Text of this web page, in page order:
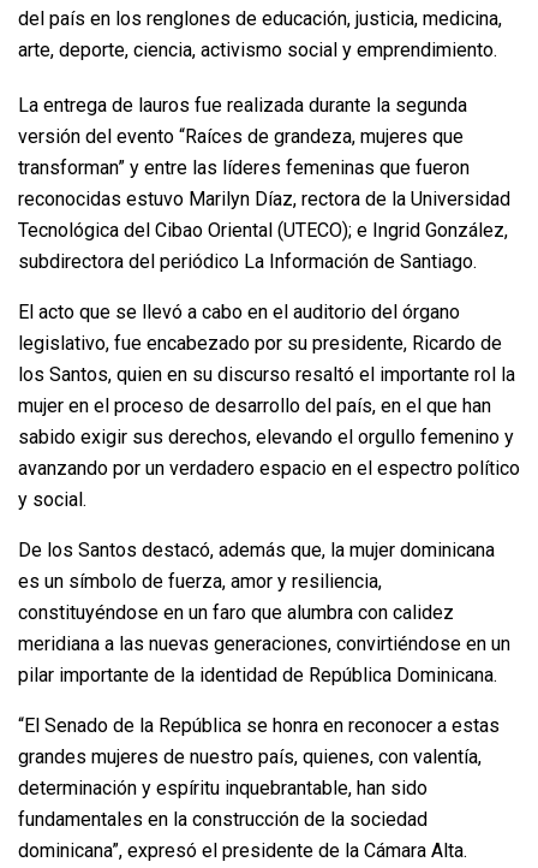
del país en los renglones de educación, justicia, medicina,
arte, deporte, ciencia, activismo social y emprendimiento.
La entrega de lauros fue realizada durante la segunda
versión del evento “Raíces de grandeza, mujeres que
transforman” y entre las líderes femeninas que fueron
reconocidas estuvo Marilyn Díaz, rectora de la Universidad
Tecnológica del Cibao Oriental (UTECO); e Ingrid González,
subdirectora del periódico La Información de Santiago.
El acto que se llevó a cabo en el auditorio del órgano
legislativo, fue encabezado por su presidente, Ricardo de
los Santos, quien en su discurso resaltó el importante rol la
mujer en el proceso de desarrollo del país, en el que han
sabido exigir sus derechos, elevando el orgullo femenino y
avanzando por un verdadero espacio en el espectro político
y social.
De los Santos destacó, además que, la mujer dominicana
es un símbolo de fuerza, amor y resiliencia,
constituyéndose en un faro que alumbra con calidez
meridiana a las nuevas generaciones, convirtiéndose en un
pilar importante de la identidad de República Dominicana.
“El Senado de la República se honra en reconocer a estas
grandes mujeres de nuestro país, quienes, con valentía,
determinación y espíritu inquebrantable, han sido
fundamentales en la construcción de la sociedad
dominicana”, expresó el presidente de la Cámara Alta.